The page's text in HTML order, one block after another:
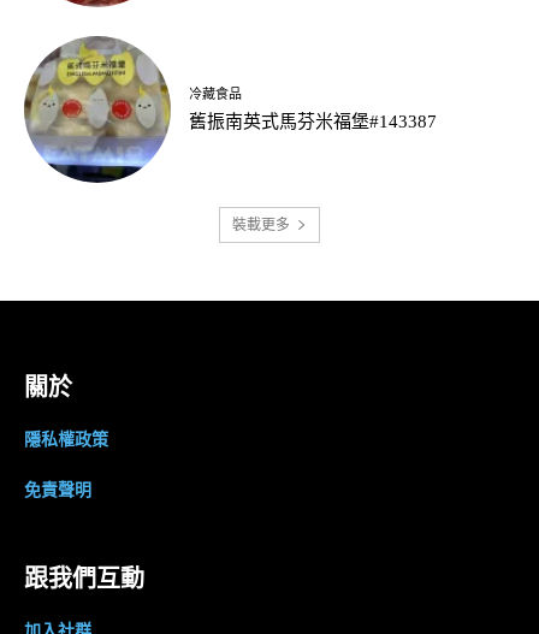
冷藏食品
舊振南英式馬芬米福堡#143387
裝載更多
關於
隱私權政策
免責聲明
跟我們互動